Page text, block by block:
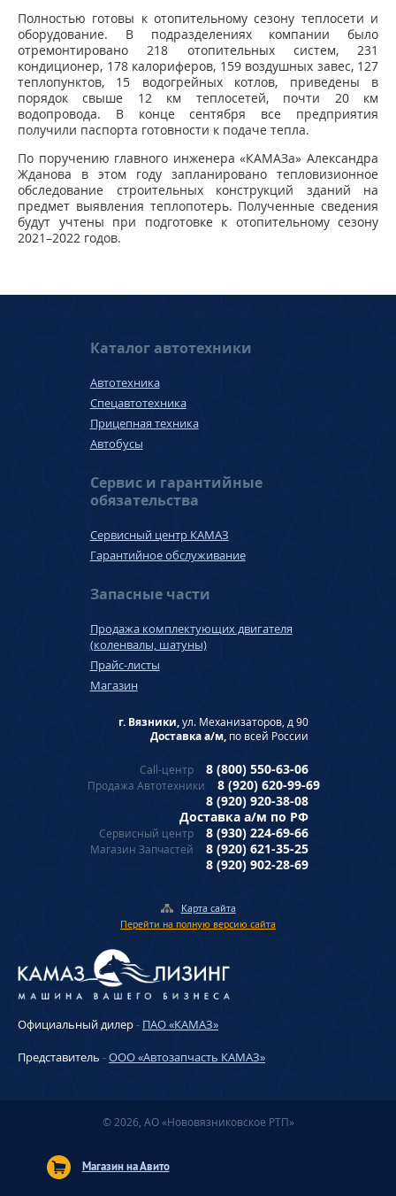
Полностью готовы к отопительному сезону теплосети и
оборудование. В подразделениях компании было
отремонтировано 218 отопительных систем, 231
кондиционер, 178 калориферов, 159 воздушных завес, 127
теплопунктов, 15 водогрейных котлов, приведены в
порядок свыше 12 км теплосетей, почти 20 км
водопровода. В конце сентября все предприятия
получили паспорта готовности к подаче тепла.
По поручению главного инженера «КАМАЗа» Александра
Жданова в этом году запланировано тепловизионное
обследование строительных конструкций зданий на
предмет выявления теплопотерь. Полученные сведения
будут учтены при подготовке к отопительному сезону
2021–2022 годов.
Каталог автотехники
Автотехника
Спецавтотехника
Прицепная техника
Автобусы
Сервис и гарантийные
обязательства
Сервисный центр КАМАЗ
Гарантийное обслуживание
Запасные части
Продажа комплектующих двигателя
(коленвалы, шатуны)
Прайс-листы
Магазин
г. Вязники,ул. Механизаторов, д 90
Доставка а/м, по всей России
Call-центр 8 (800) 550-63-06
Продажа Автотехники
8 (920) 620-99-69
8 (920) 920-38-08
Доставка а/м по РФ
Сервисный центр 8 (930) 224-69-66
Магазин Запчастей
8 (920) 621-35-25
8 (920) 902-28-69
Карта сайта
Перейти на полную версию сайта
Официальный дилер- ПАО «КАМАЗ»
Представитель -ООО «Автозапчасть КАМАЗ»
© 2026, АО «Нововязниковское РТП»
Магазин на Авито